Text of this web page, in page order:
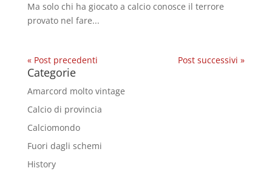
Ma solo chi ha giocato a calcio conosce il terrore
provato nel fare...
« Post precedenti Post successivi »
Categorie
Amarcord molto vintage
Calcio di provincia
Calciomondo
Fuori dagli schemi
History